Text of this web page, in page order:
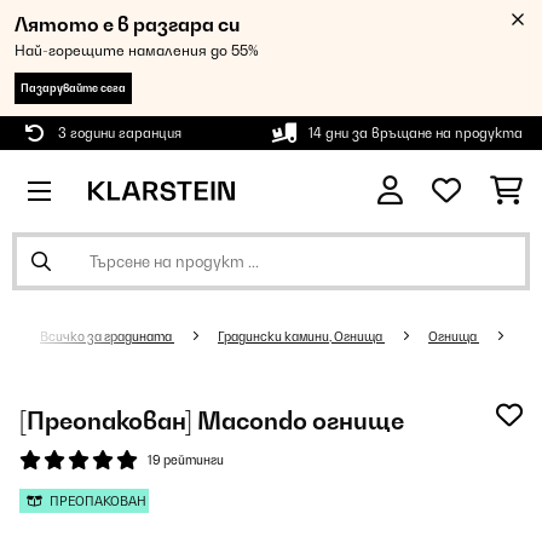
Лятото е в разгара си
Най-горещите намаления до 55%
Пазарувайте сега
3 години гаранция 14 дни за връщане на продукта
Всичко за градината Градински камини, Огнища Огнища
[Преопакован] Macondo огнище
19 рейтинги
ПРЕОПАКОВАН